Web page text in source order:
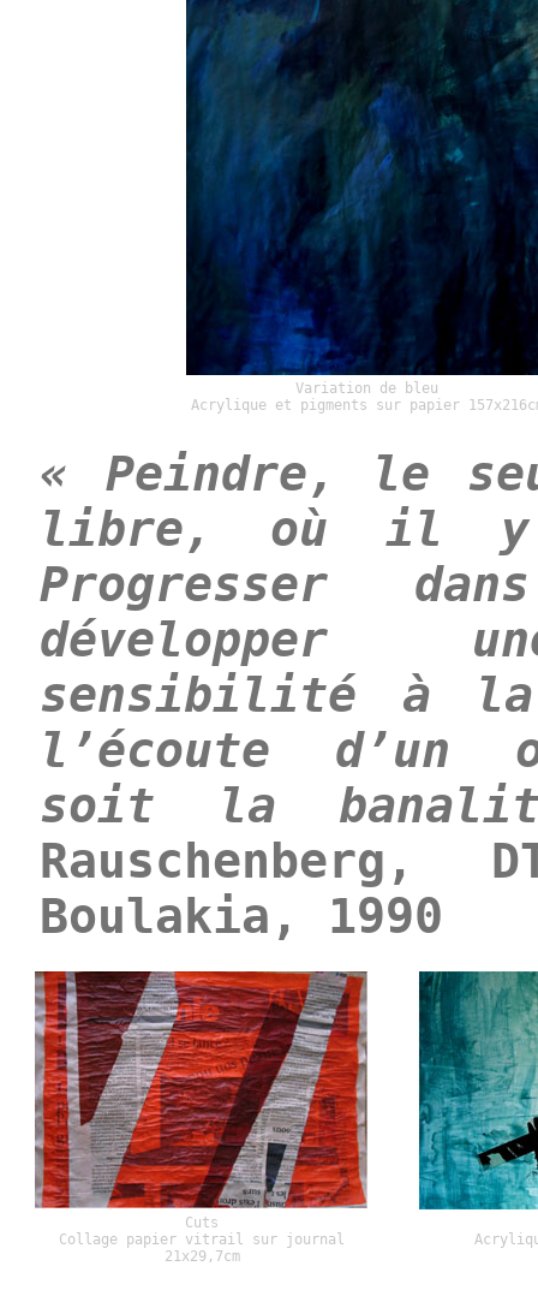
Variation de bleu
Acrylique et pigments sur papier
« Peindre, le
libre, où il y
Progresser
développer
sensibilité à
l’écoute d’un
soit la
Rauschenberg,
Boulakia, 1990
Cuts
Collage papier vitrail sur journal
21x29,7cm